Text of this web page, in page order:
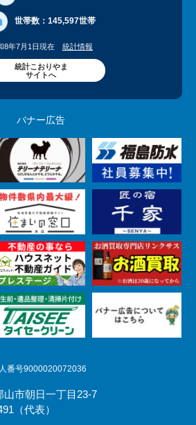
世帯数： 145,597世帯
8年7月1日現在 統計情報
統計こおりやま
サイトへ
バナー広告
番号9000020072036
市朝日一丁目23-7
（代表）